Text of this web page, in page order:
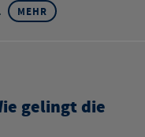
MEHR
gelingt die